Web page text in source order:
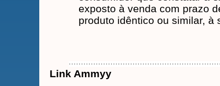
exposto à venda com prazo
produto idêntico ou similar, à
Link Ammyy